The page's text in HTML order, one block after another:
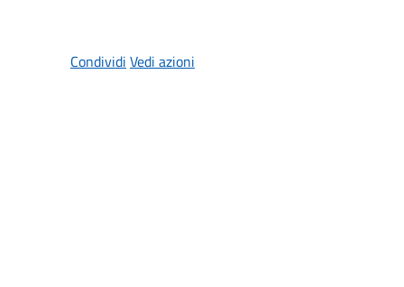
Condividi Vedi azioni